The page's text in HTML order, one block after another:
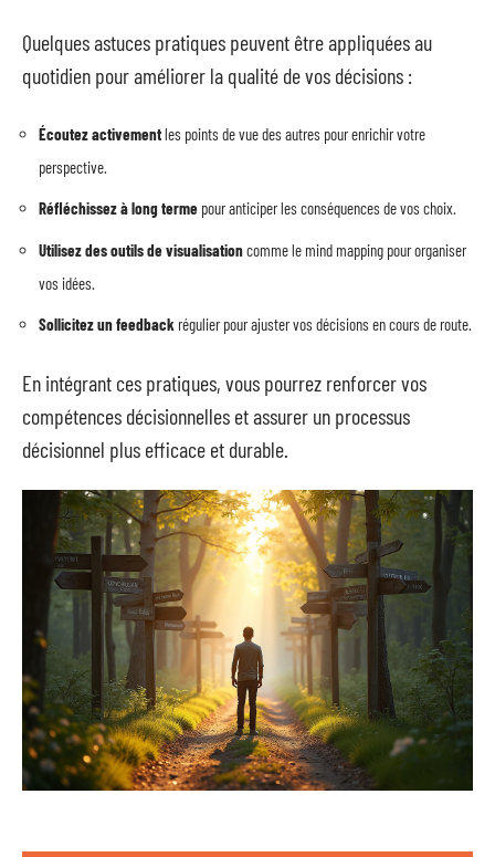
Quelques astuces pratiques peuvent être appliquées au
quotidien pour améliorer la qualité de vos décisions :
Écoutez activementles points de vue des autres pour enrichir votre
perspective.
Réfléchissez à long terme pour anticiper les conséquences de vos choix.
Utilisez des outils de visualisationcomme le mind mapping pour organiser
vos idées.
Sollicitez un feedback régulier pour ajuster vos décisions en cours de route.
En intégrant ces pratiques, vous pourrez renforcer vos
compétences décisionnelles et assurer un processus
décisionnel plus efficace et durable.